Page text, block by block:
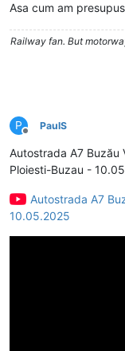
Asa cum am
Railway fan. But
P
Deconectat
PaulS
Autostrada A7 Buzău
Ploiesti-Buzau -
Autostrada A7
10.05.2025